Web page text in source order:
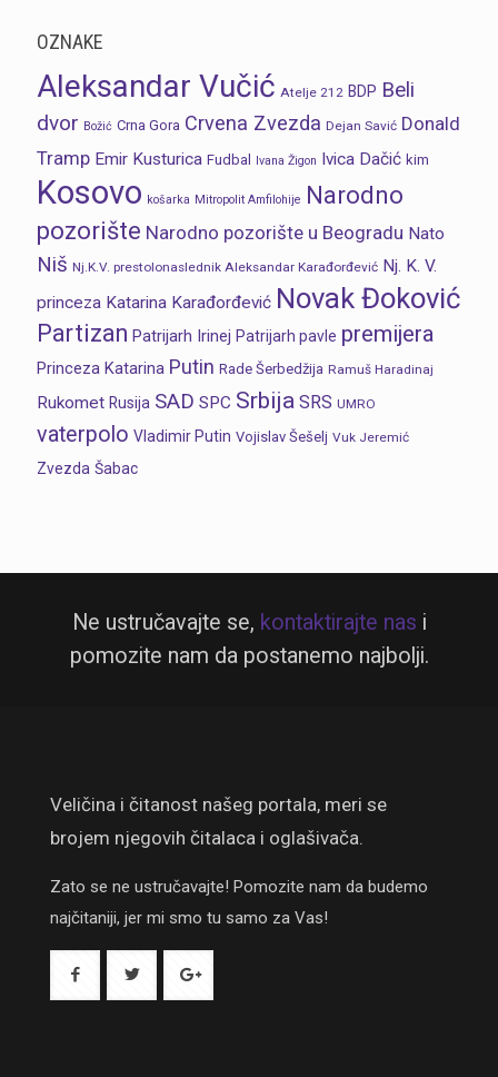
OZNAKE
Aleksandar Vučić Atelje 212 BDP Beli
dvor Božić Crna Gora Crvena Zvezda Dejan Savić Donald
Tramp Emir Kusturica Fudbal Ivana Žigon Ivica Dačić kim
Kosovo košarka Mitropolit Amfilohije Narodno
pozorište Narodno pozorište u Beogradu Nato
Niš Nj.K.V. prestolonaslednik Aleksandar Karađorđević Nj. K. V.
princeza Katarina Karađorđević Novak Đoković
Partizan Patrijarh Irinej Patrijarh pavle premijera
Princeza Katarina Putin Rade Šerbedžija Ramuš Haradinaj
Rukomet Rusija SAD SPC Srbija SRS UMRO
vaterpolo Vladimir Putin Vojislav Šešelj Vuk Jeremić
Zvezda Šabac
Ne ustručavajte se, kontaktirajte nas i
pomozite nam da postanemo najbolji.
Veličina i čitanost našeg portala, meri se
brojem njegovih čitalaca i oglašivača.
Zato se ne ustručavajte! Pomozite nam da budemo
najčitaniji, jer mi smo tu samo za Vas!